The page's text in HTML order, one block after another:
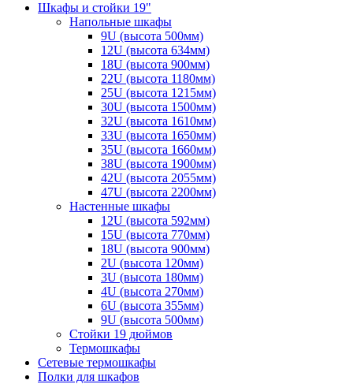
Шкафы и стойки 19"
Напольные шкафы
9U (высота 500мм)
12U (высота 634мм)
18U (высота 900мм)
22U (высота 1180мм)
25U (высота 1215мм)
30U (высота 1500мм)
32U (высота 1610мм)
33U (высота 1650мм)
35U (высота 1660мм)
38U (высота 1900мм)
42U (высота 2055мм)
47U (высота 2200мм)
Настенные шкафы
12U (высота 592мм)
15U (высота 770мм)
18U (высота 900мм)
2U (высота 120мм)
3U (высота 180мм)
4U (высота 270мм)
6U (высота 355мм)
9U (высота 500мм)
Стойки 19 дюймов
Термошкафы
Сетевые термошкафы
Полки для шкафов